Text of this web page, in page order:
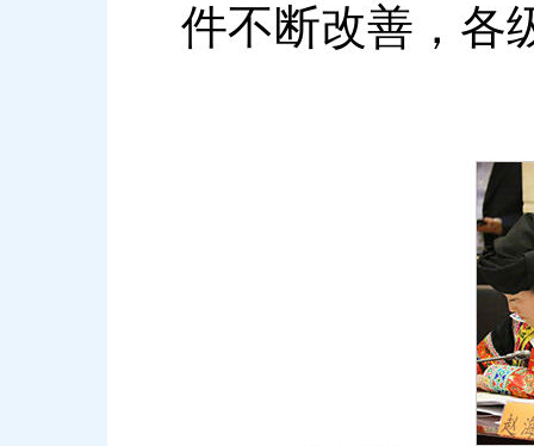
件不断改善，各